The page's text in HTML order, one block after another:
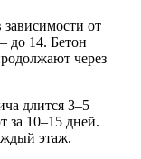
зависимости от
до 14. Бетон
через
длится 3–5
за 10–15 дней.
этаж.